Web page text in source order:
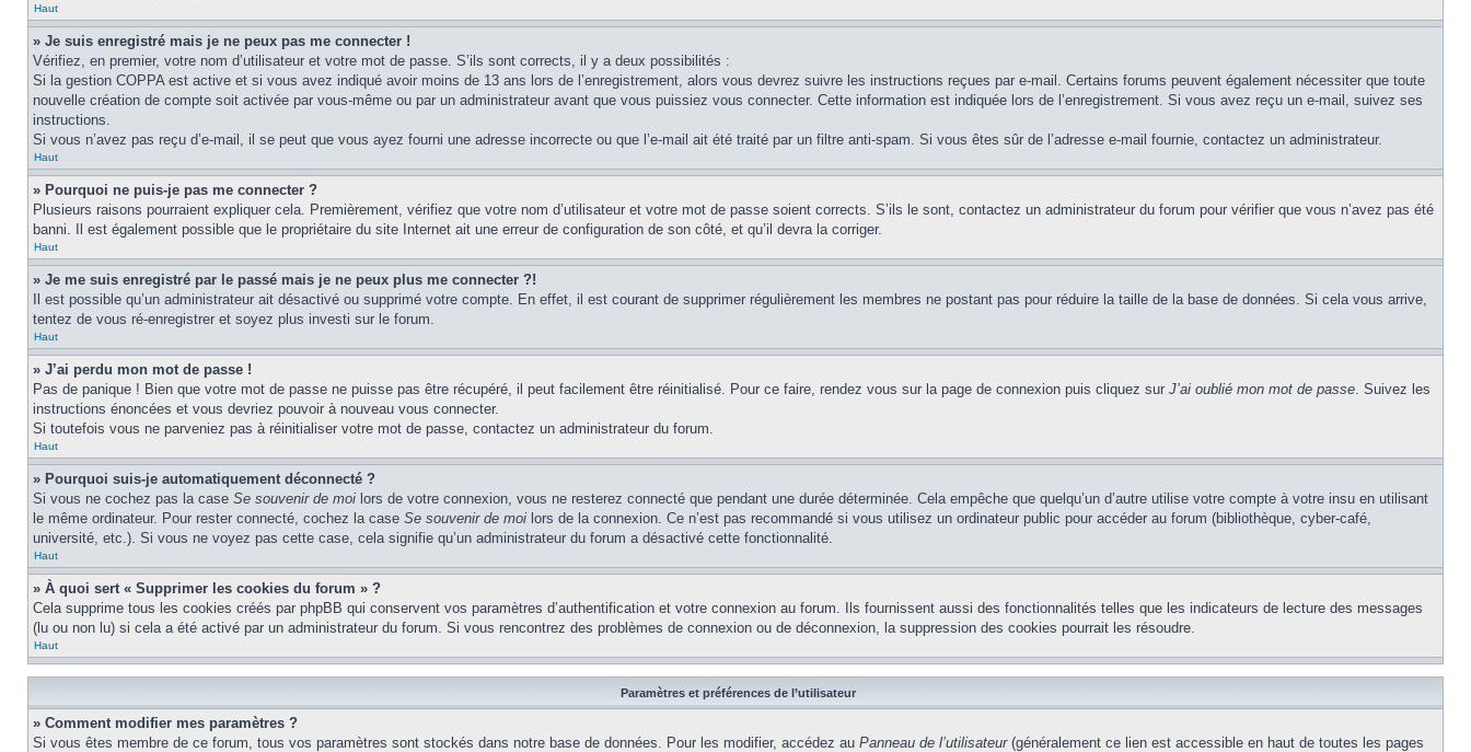
Haut
» Je suis enregistré mais je ne peux pas me connecter !
Vérifiez, en premier, votre nom d’utilisateur et votre mot de passe. S’ils sont corrects, il y a deux possibilités :
Si la gestion COPPA est active et si vous avez indiqué avoir moins de 13 ans lors de l’enregistrement, alors vous devrez suivre les instructions reçues par e-mail. Certains forums peuvent également nécessiter que toute
nouvelle création de compte soit activée par vous-même ou par un administrateur avant que vous puissiez vous connecter. Cette information est indiquée lors de l’enregistrement. Si vous avez reçu un e-mail, suivez ses
instructions.
Si vous n’avez pas reçu d’e-mail, il se peut que vous ayez fourni une adresse incorrecte ou que l’e-mail ait été traité par un filtre anti-spam. Si vous êtes sûr de l’adresse e-mail fournie, contactez un administrateur.
Haut
» Pourquoi ne puis-je pas me connecter ?
Plusieurs raisons pourraient expliquer cela. Premièrement, vérifiez que votre nom d’utilisateur et votre mot de passe soient corrects. S’ils le sont, contactez un administrateur du forum pour vérifier que vous n’avez pas été
banni. Il est également possible que le propriétaire du site Internet ait une erreur de configuration de son côté, et qu’il devra la corriger.
Haut
» Je me suis enregistré par le passé mais je ne peux plus me connecter ?!
Il est possible qu’un administrateur ait désactivé ou supprimé votre compte. En effet, il est courant de supprimer régulièrement les membres ne postant pas pour réduire la taille de la base de données. Si cela vous arrive,
tentez de vous ré-enregistrer et soyez plus investi sur le forum.
Haut
» J’ai perdu mon mot de passe !
Pas de panique ! Bien que votre mot de passe ne puisse pas être récupéré, il peut facilement être réinitialisé. Pour ce faire, rendez vous sur la page de connexion puis cliquez sur J’ai oublié mon mot de passe. Suivez les
instructions énoncées et vous devriez pouvoir à nouveau vous connecter.
Si toutefois vous ne parveniez pas à réinitialiser votre mot de passe, contactez un administrateur du forum.
Haut
» Pourquoi suis-je automatiquement déconnecté ?
Si vous ne cochez pas la case Se souvenir de moi lors de votre connexion, vous ne resterez connecté que pendant une durée déterminée. Cela empêche que quelqu’un d’autre utilise votre compte à votre insu en utilisant
le même ordinateur. Pour rester connecté, cochez la case Se souvenir de moi lors de la connexion. Ce n’est pas recommandé si vous utilisez un ordinateur public pour accéder au forum (bibliothèque, cyber-café,
université, etc.). Si vous ne voyez pas cette case, cela signifie qu’un administrateur du forum a désactivé cette fonctionnalité.
Haut
» À quoi sert « Supprimer les cookies du forum » ?
Cela supprime tous les cookies créés par phpBB qui conservent vos paramètres d’authentification et votre connexion au forum. Ils fournissent aussi des fonctionnalités telles que les indicateurs de lecture des messages
(lu ou non lu) si cela a été activé par un administrateur du forum. Si vous rencontrez des problèmes de connexion ou de déconnexion, la suppression des cookies pourrait les résoudre.
Haut
Paramètres et préférences de l’utilisateur
» Comment modifier mes paramètres ?
Si vous êtes membre de ce forum, tous vos paramètres sont stockés dans notre base de données. Pour les modifier, accédez au Panneau de l’utilisateur(généralement ce lien est accessible en haut de toutes les pages